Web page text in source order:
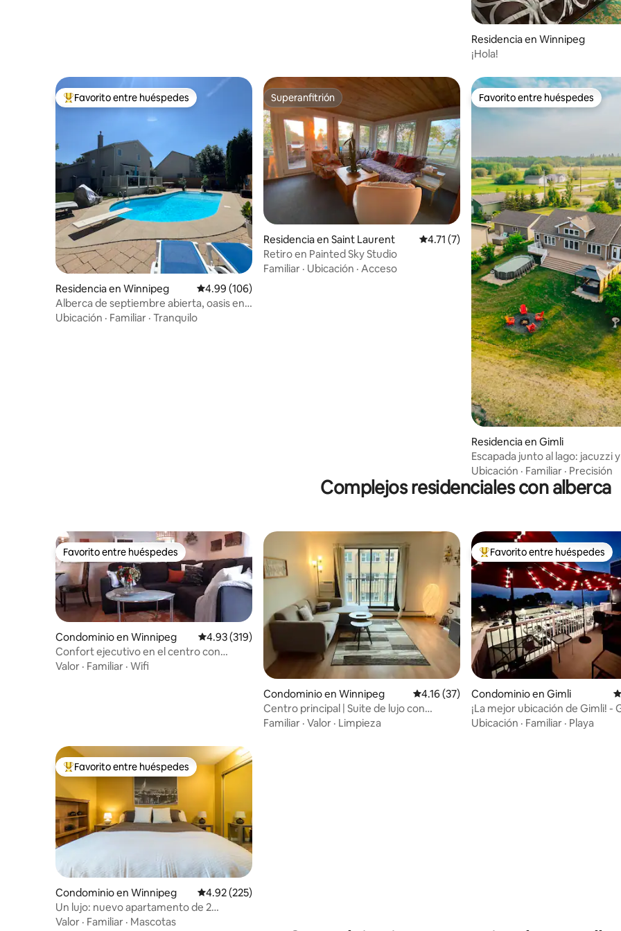
Residencia en Winnipeg
¡Hola!
De los mejores en Favorito entre huéspedes
Favorito entre huéspedes
Residencia en Winnipeg Calificación promedio: 4.99 de 5; 106 evaluaciones
4.99 (106)
Alberca de septiembre abierta, oasis en
el patio trasero, cochera/entrada
Ubicación · Familiar · Tranquilo
Superanfitrión
Superanfitrión
Residencia en Saint Laurent Calificación promedio: 4.71 de 5; 7
4.71 (7)
Retiro en Painted Sky Studio
Familiar · Ubicación · Acceso
Favorito entre huéspedes
Favorito entre huéspedes
Residencia en Gimli
Escapada junto al lago: jacuzzi
Ubicación · Familiar · Precisión
Complejos residenciales con alberca
Favorito entre huéspedes
Favorito entre huéspedes
Condominio en Winnipeg Calificación promedio: 4.93 de 5; 319 evaluaciones
4.93 (319)
Confort ejecutivo en el centro con
servicios de sobra
Valor · Familiar · Wifi
Condominio en Winnipeg Calificación promedio: 4.16 de 5; 37
4.16 (37)
Centro principal | Suite de lujo con
piscina, gimnasio y balcón
Familiar · Valor · Limpieza
De los mejores en Favorito
Favorito entre huéspedes
Condominio en Gimli
¡La mejor ubicación de Gimli! -
Beach Condos (#1)
Ubicación · Familiar · Playa
De los mejores en Favorito entre huéspedes
Favorito entre huéspedes
Condominio en Winnipeg Calificación promedio: 4.92 de 5; 225 evaluaciones
4.92 (225)
Un lujo: nuevo apartamento de 2
dormitorios con servicios gratuitos
Valor · Familiar · Mascotas